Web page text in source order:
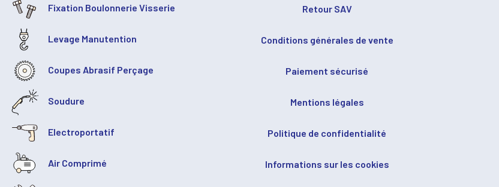
Fixation Boulonnerie Visserie
Levage Manutention
Coupes Abrasif Perçage
Soudure
Electroportatif
Air Comprimé
Retour SAV
Conditions générales de vente
Paiement sécurisé
Mentions légales
Politique de confidentialité
Informations sur les cookies